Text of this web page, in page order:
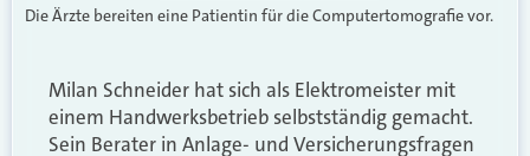
Die Ärzte bereiten eine Patientin für die Computertomografie vor.
Milan Schneider hat sich als Elektromeister mit
einem Handwerksbetrieb selbstständig gemacht.
Sein Berater in Anlage- und Versicherungsfragen